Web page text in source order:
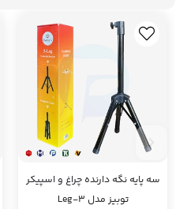
سه پایه نگه دارنده چراغ و اسپیکر
توبیز مدل 3-Leg